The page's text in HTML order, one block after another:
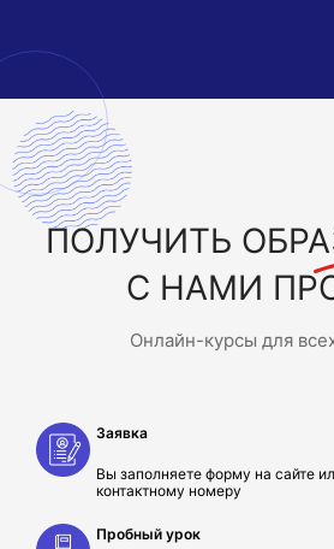
ПОЛУЧИТЬ
С НАМИ
Онлайн-курсы для
Заявка
Вы заполняете форму на сайте
контактному номеру
Пробный урок